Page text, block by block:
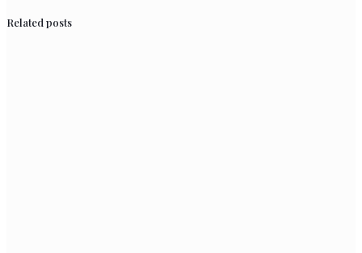
Related posts